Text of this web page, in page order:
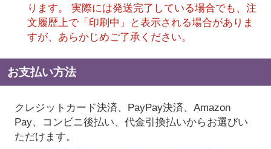
ります。 実際には発送完了している場合でも、注
文履歴上で「印刷中」と表示される場合がありま
すが、あらかじめご了承ください。
お支払い方法
クレジットカード決済、PayPay決済、Amazon
Pay、コンビニ後払い、代金引換払いからお選びい
ただけます。